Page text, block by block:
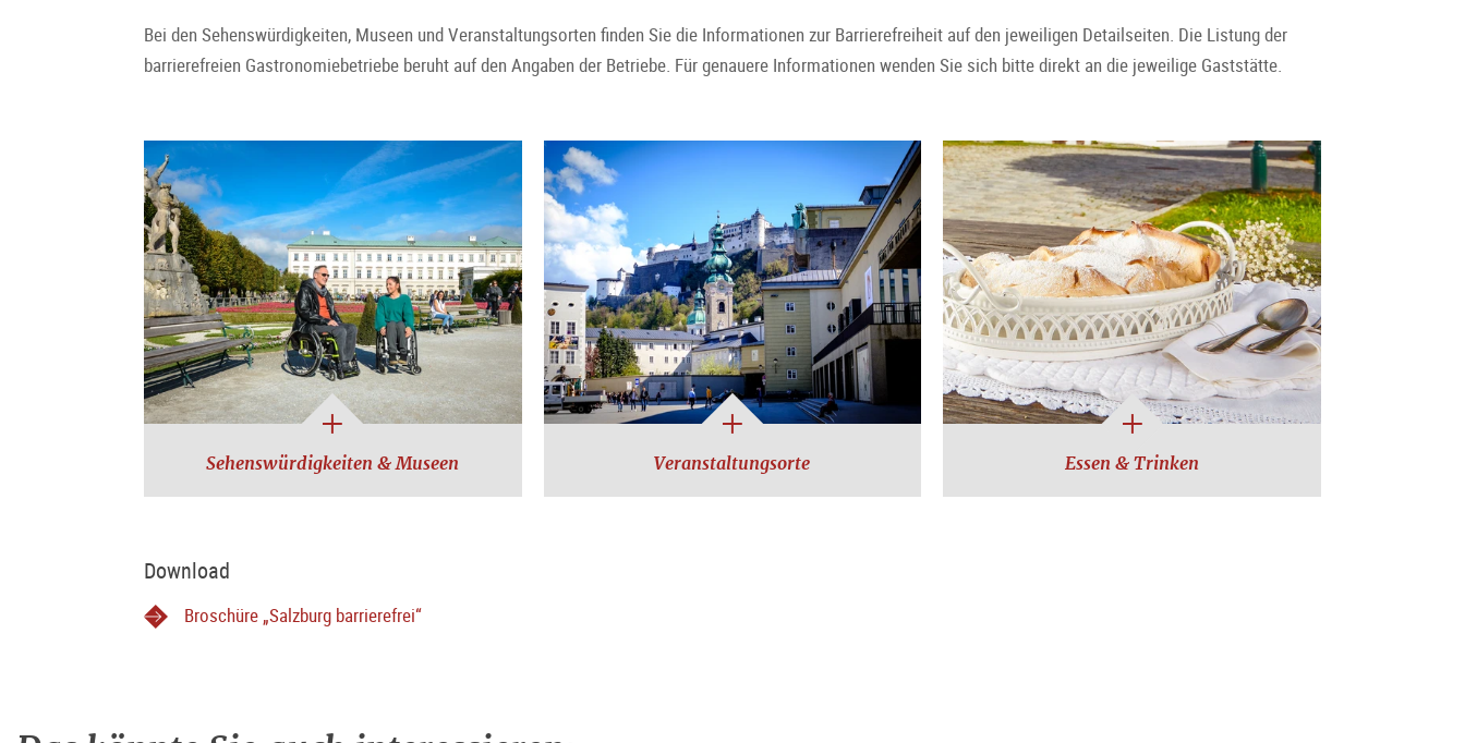
Bei den Sehenswürdigkeiten, Museen und Veranstaltungsorten finden Sie die Informationen zur Barrierefreiheit auf den jeweiligen Detailseiten. Die Listung der
barrierefreien Gastronomiebetriebe beruht auf den Angaben der Betriebe. Für genauere Informationen wenden Sie sich bitte direkt an die jeweilige Gaststätte.
Sehenswürdigkeiten & Museen Veranstaltungsorte Essen & Trinken
Download
Broschüre „Salzburg barrierefrei“